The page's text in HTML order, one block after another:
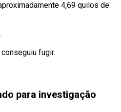
4,69 quilos de
fugir.
para investigação